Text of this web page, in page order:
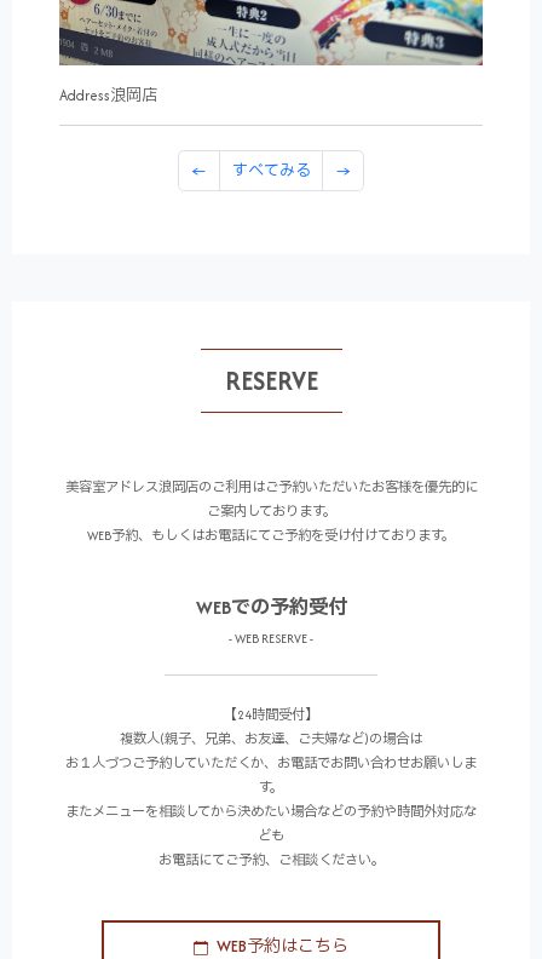
Address浪岡店
← すべてみる →
RESERVE
美容室アドレス浪岡店のご利用はご予約いただいたお客様を優先的に
ご案内しております。
WEB予約、もしくはお電話にてご予約を受け付けております。
WEBでの予約受付
- WEB RESERVE -
【24時間受付】
複数人(親子、兄弟、お友達、ご夫婦など)の場合は
お１人づつご予約していただくか、お電話でお問い合わせお願いしま
す。
またメニューを相談してから決めたい場合などの予約や時間外対応な
ども
お電話にてご予約、ご相談ください。
WEB予約はこちら